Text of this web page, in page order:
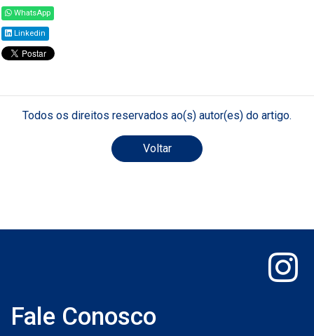
WhatsApp
Linkedin
Todos os direitos reservados ao(s) autor(es) do artigo.
Voltar
Fale Conosco